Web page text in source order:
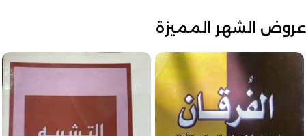
عروض الشهر المميزة